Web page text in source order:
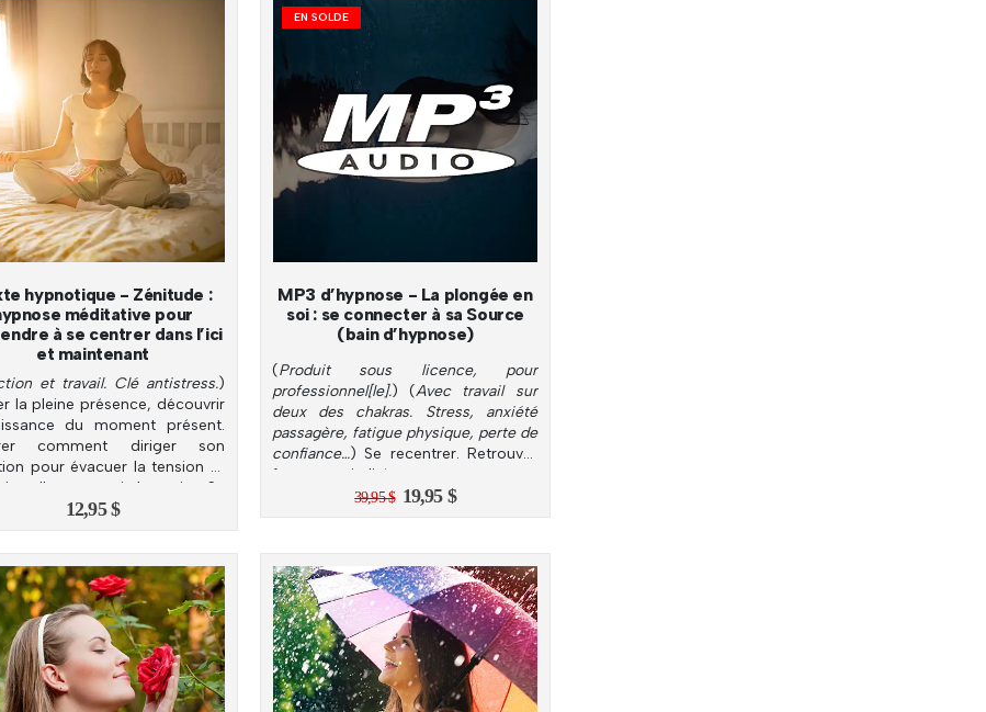
hypnotique - Zénitude :
méditative pour
à se centrer dans l’ici
et maintenant
et travail. Clé antistress.)
la pleine présence, découvrir
du moment présent.
comment diriger son
pour évacuer la tension et
installer en soi la paix. Se
12,95$
EN SOLDE
MP3 d’hypnose - La plongée en
soi : se connecter à sa Source
(bain d’hypnose)
(Produit sous licence, pour
professionnel[le].) (Avec travail sur
deux des chakras. Stress, anxiété
passagère, fatigue physique, perte de
confiance…) Se recentrer. Retrouver
force, vitalité et assurance.
Reprendre sa place.
39,95$ Le
prix
était :
39,95 $.
19,95 $Le
prix
est :
19,95 $.